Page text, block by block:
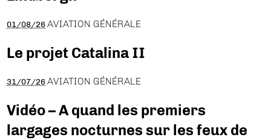
01/08/26 AVIATION GÉNÉRALE
Le projet Catalina II
31/07/26 AVIATION GÉNÉRALE
Vidéo – A quand les premiers
largages nocturnes sur les feux de